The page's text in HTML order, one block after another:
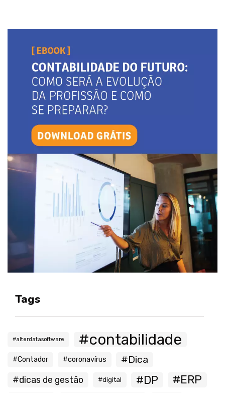
Tags
#alterdatasoftware #contabilidade
#Contador #coronavírus #Dica
#dicas de gestão #digital #DP #ERP